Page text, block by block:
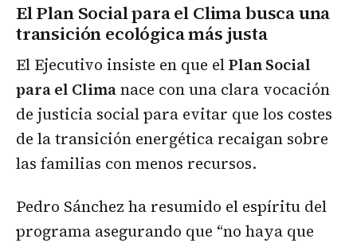
El Plan Social para el Clima busca una
transición ecológica más justa
El Ejecutivo insiste en que elPlan Social
para el Climanace con una clara vocación
de justicia social para evitar que los costes
de la transición energética recaigan sobre
las familias con menos recursos.
Pedro Sánchez ha resumido el espíritu del
programa asegurando que “no haya que